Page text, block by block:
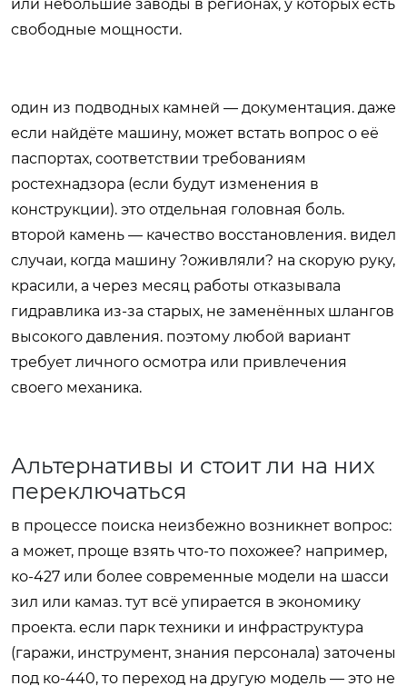
или небольшие заводы в регионах, у которых есть
свободные мощности.
один из подводных камней — документация. даже
если найдёте машину, может встать вопрос о её
паспортах, соответствии требованиям
ростехнадзора (если будут изменения в
конструкции). это отдельная головная боль.
второй камень — качество восстановления. видел
случаи, когда машину ?оживляли? на скорую руку,
красили, а через месяц работы отказывала
гидравлика из-за старых, не заменённых шлангов
высокого давления. поэтому любой вариант
требует личного осмотра или привлечения
своего механика.
Альтернативы и стоит ли на них
переключаться
в процессе поиска неизбежно возникнет вопрос:
а может, проще взять что-то похожее? например,
ко-427 или более современные модели на шасси
зил или камаз. тут всё упирается в экономику
проекта. если парк техники и инфраструктура
(гаражи, инструмент, знания персонала) заточены
под ко-440, то переход на другую модель — это не